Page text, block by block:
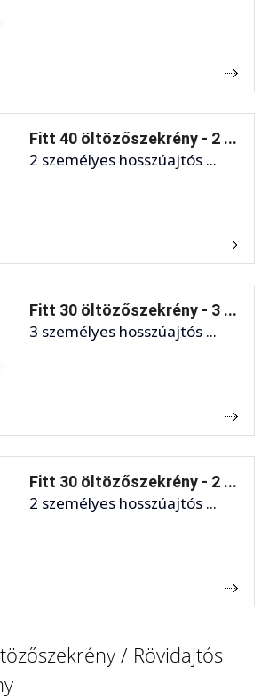
Fitt 40 öltözőszekrény - 2 ...
2 személyes hosszúajtós ...
Fitt 30 öltözőszekrény - 3 ...
3 személyes hosszúajtós ...
Fitt 30 öltözőszekrény - 2 ...
2 személyes hosszúajtós ...
/ Rövidajtós